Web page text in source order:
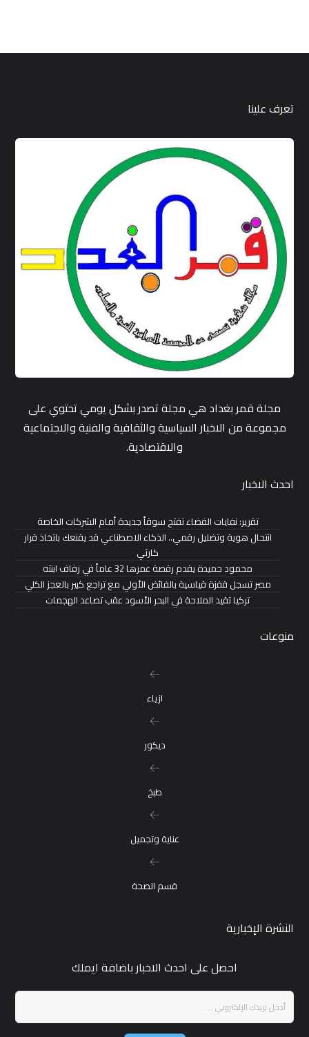
تعرف علينا
مجلة قمر بغداد هي مجلة تصدر بشكل يومي تحتوي على
مجموعة من الاخبار السياسية والثقافية والفنية والاجتماعية
والاقتصادية.
احدث الاخبار
تقرير: نفايات الفضاء تفتح سوقاً جديدة أمام الشركات الخاصة
انتحال هوية وتضليل رقمي.. الذكاء الاصطناعي قد يقنعك باتخاذ قرار
كارثي
محمود حميدة يقدم رقصة عمرها 32 عاماً في زفاف ابنته
مصر تسجل قفزة قياسية بالفائض الأولي مع تراجع كبير بالعجز الكلي
تركيا تقيد الملاحة في البحر الأسود عقب تصاعد الهجمات
منوعات
ازياء
ديكور
طبخ
عناية وتجميل
قسم الصحة
النشرة الإخبارية
احصل على احدث الاخبار باضافة ايملك